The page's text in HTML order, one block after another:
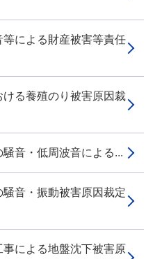
による財産被害等責任
る養殖のり被害原因裁
音・低周波音による...
音・振動被害原因裁定
による地盤沈下被害原